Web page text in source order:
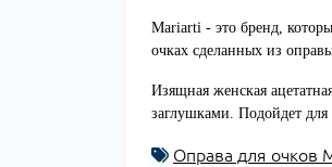
Mariarti - это бренд,
очках сделанных из
Изящная женская
заглушками. Подойдет
Оправа для очков